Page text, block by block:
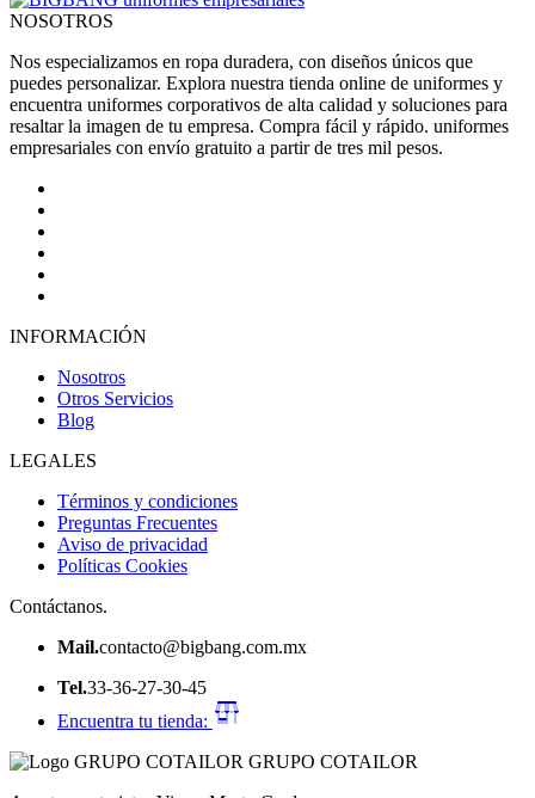
NOSOTROS
Nos especializamos en ropa duradera, con diseños únicos que
puedes personalizar. Explora nuestra tienda online de uniformes y
encuentra uniformes corporativos de alta calidad y soluciones para
resaltar la imagen de tu empresa. Compra fácil y rápido. uniformes
empresariales con envío gratuito a partir de tres mil pesos.
INFORMACIÓN
Nosotros
Otros Servicios
Blog
LEGALES
Términos y condiciones
Preguntas Frecuentes
Aviso de privacidad
Políticas Cookies
Contáctanos.
Mail.contacto@bigbang.com.mx
Tel.33-36-27-30-45
Encuentra tu tienda:
GRUPO COTAILOR